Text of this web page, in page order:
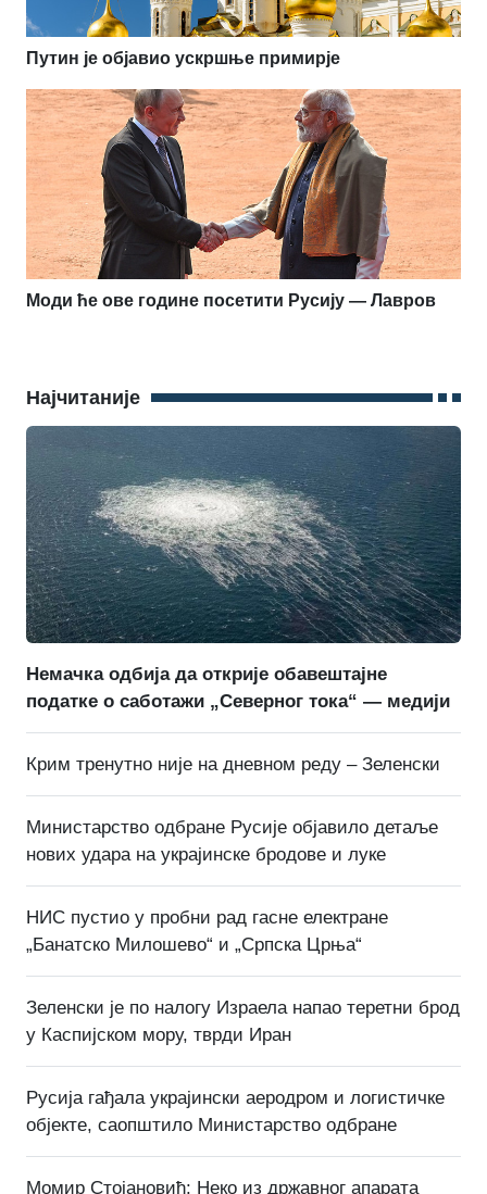
Путин је објавио ускршње примирје
Моди ће ове године посетити Русију — Лавров
Најчитаније
Немачка одбија да открије обавештајне
податке о саботажи „Северног тока“ — медији
Крим тренутно није на дневном реду – Зеленски
Министарство одбране Русије објавило детаље
нових удара на украјинске бродове и луке
НИС пустио у пробни рад гасне електране
„Банатско Милошево“ и „Српска Црња“
Зеленски је по налогу Израела напао теретни брод
у Каспијском мору, тврди Иран
Русија гађала украјински аеродром и логистичке
објекте, саопштило Министарство одбране
Момир Стојановић: Неко из државног апарата